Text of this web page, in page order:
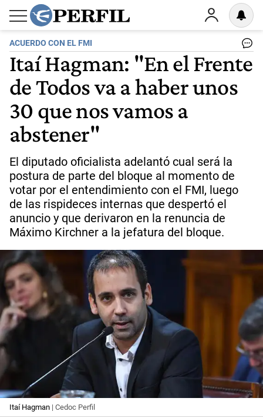
ACUERDO CON EL FMI
Itaí Hagman: "En el Frente
de Todos va a haber unos
30 que nos vamos a
abstener"
El diputado oficialista adelantó cual será la
postura de parte del bloque al momento de
votar por el entendimiento con el FMI, luego
de las rispideces internas que despertó el
anuncio y que derivaron en la renuncia de
Máximo Kirchner a la jefatura del bloque.
Itaí Hagman | Cedoc Perfil